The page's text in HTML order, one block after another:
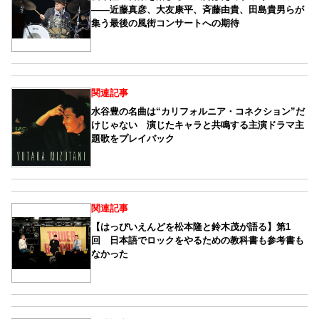
――近藤真彦、大友康平、斉藤由貴、田島貴男らが
集う最後の風街コンサートへの期待
関連記事
水谷豊の名曲は“カリフォルニア・コネクション”だ
けじゃない 演じたキャラと共鳴する主演ドラマ主
題歌をプレイバック
関連記事
【はっぴいえんどを松本隆と鈴木茂が語る】第1
回 日本語でロックをやるための教科書も参考書も
なかった